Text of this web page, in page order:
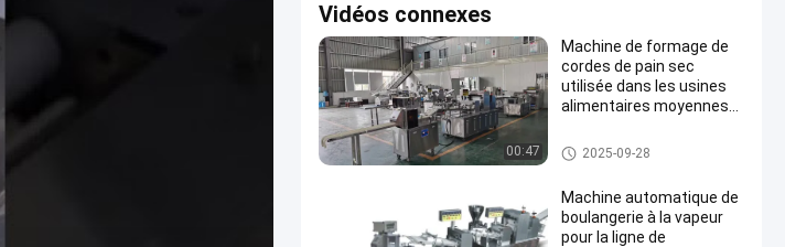
Vidéos connexes
00:47
Machine de formage de
cordes de pain sec
utilisée dans les usines
alimentaires moyennes
Chaîne de production de pain
2025-09-28
Machine automatique de
boulangerie à la vapeur
pour la ligne de